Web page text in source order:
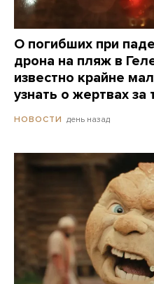
О погибших при
дрона на пляж в
известно крайне
узнать о жертвах за
НОВОСТИ день назад